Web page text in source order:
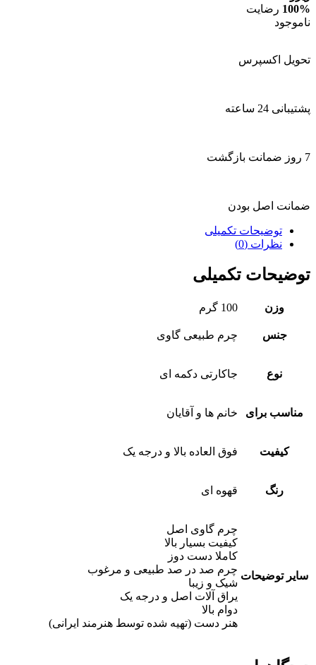
100% رضایت
ناموجود
تحویل اکسپرس
پشتیبانی 24 ساعته
7 روز ضمانت بازگشت
ضمانت اصل بودن
توضیحات تکمیلی
نظرات (0)
توضیحات تکمیلی
وزن 100 گرم
جنس چرم طبیعی گاوی
نوع جاکارتی دکمه ای
مناسب برای خانم ها و آقایان
کیفیت فوق العاده بالا و درجه یک
رنگ قهوه ای
سایر توضیحات
چرم گاوی اصل
کیفیت بسیار بالا
کاملا دست دوز
چرم صد در صد طبیعی و مرغوب
شیک و زیبا
یراق آلات اصل و درجه یک
دوام بالا
هنر دست (تهیه شده توسط هنرمند ایرانی)